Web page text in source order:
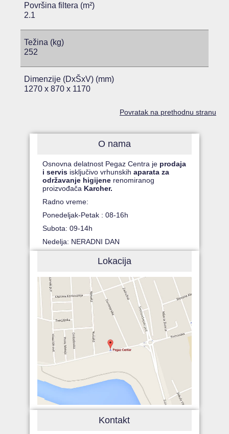
Površina filtera (m²)
2.1
Težina (kg)
252
Dimenzije (DxŠxV) (mm)
1270 x 870 x 1170
Povratak na prethodnu stranu
O nama
Osnovna delatnost Pegaz Centra je prodaja
i servis isključivo vrhunskihaparata za
održavanje higijene renomiranog
proizvođača Karcher.
Radno vreme:
Ponedeljak-Petak : 08-16h
Subota: 09-14h
Nedelja: NERADNI DAN
Lokacija
Kontakt